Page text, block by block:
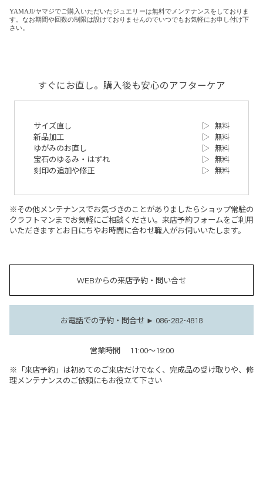
YAMAJI/ヤマジでご購入いただいたジュエリーは無料でメンテナンスをしておりま
す。なお期間や回数の制限は設けておりませんのでいつでもお気軽にお申し付け下
さい。
すぐにお直し。購入後も安心のアフターケア
サイズ直し ▷
無料
新品加工
▷
無料
ゆがみのお直し
▷
無料
宝石のゆるみ・はずれ
▷
無料
刻印の追加や修正
▷ 無料
※その他メンテナンスでお気づきのことがありましたらショップ常駐の
クラフトマンまでお気軽にご相談ください。来店予約フォームをご利用
いただきますとお日にちやお時間に合わせ職人がお伺いいたします。
WEBからの来店予約・問い合せ
お電話での予約・問合せ ► 086-282-4818
営業時間 11:00～19:00
※「来店予約」は初めてのご来店だけでなく、完成品の受け取りや、修
理メンテナンスのご依頼にもお役立て下さい